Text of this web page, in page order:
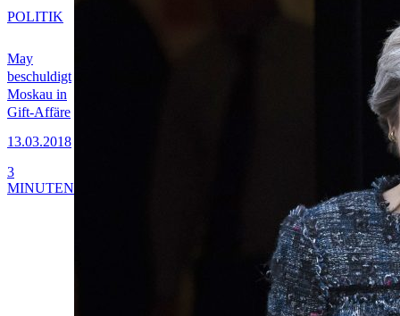
May
beschuldigt
Moskau in
Gift-Affäre
13.03.2018
POLITIK
3
MINUTEN